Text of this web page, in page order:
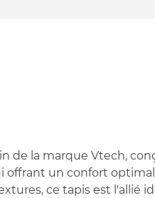
de la marque Vtech,
offrant un confort
ce tapis est l'allié